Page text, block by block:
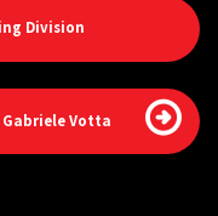
Division
Votta